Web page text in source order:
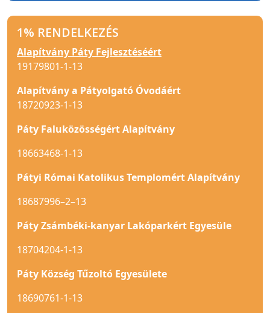
1% RENDELKEZÉS
Alapítvány Páty Fejlesztéséért
19179801-1-13
Alapítvány a Pátyolgató Óvodáért
18720923-1-13
Páty Faluközösségért Alapítvány
18663468-1-13
Pátyi Római Katolikus Templomért Alapítvány
18687996–2–13
Páty Zsámbéki-kanyar Lakóparkért Egyesüle
18704204-1-13
Páty Község Tűzoltó Egyesülete
18690761-1-13